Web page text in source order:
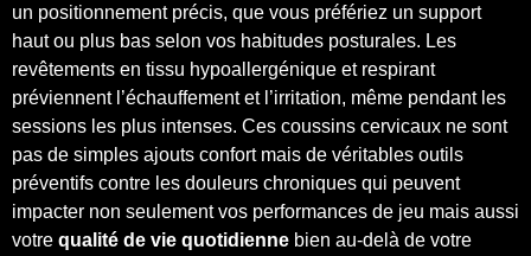
un positionnement précis, que vous préfériez un support
haut ou plus bas selon vos habitudes posturales. Les
revêtements en tissu hypoallergénique et respirant
préviennent l’échauffement et l’irritation, même pendant les
sessions les plus intenses. Ces coussins cervicaux ne sont
pas de simples ajouts confort mais de véritables outils
préventifs contre les douleurs chroniques qui peuvent
impacter non seulement vos performances de jeu mais aussi
votre qualité de vie quotidienne bien au-delà de votre